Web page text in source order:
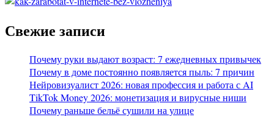
Свежие записи
Почему руки выдают возраст: 7 ежедневных привычек
Почему в доме постоянно появляется пыль: 7 причин
Нейровизуалист 2026: новая профессия и работа с AI
TikTok Money 2026: монетизация и вирусные ниши
Почему раньше бельё сушили на улице